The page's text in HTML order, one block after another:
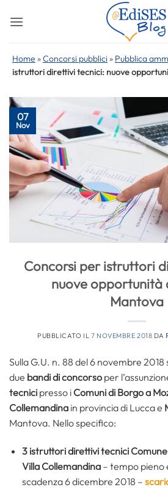
Home »Concorsi pubblici » Pubblica
istruttori direttivi tecnici: nuove
07
Nov
Concorsi per istruttori
nuove opportunità
Mantova
PUBBLICATO IL 7 NOVEMBRE 2018 DA
Sulla G.U. n. 88 del 6 novembre
due bandi di concorso per
tecnici presso i Comuni di Borgo a
Collemandina in provincia di Lucca e
Mantova. Nello specifico:
3 istruttori direttivi tecnici
Villa Collemandina– tempo pieno
scadenza 6 dicembre 2018 –